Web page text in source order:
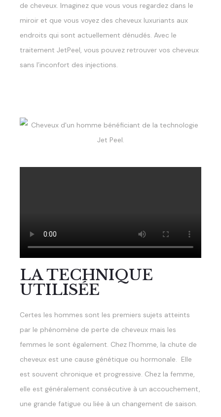
de cheveux. Imaginez que vous vous regardez dans le
miroir et que vous voyez des cheveux luxuriants aux
endroits qui sont actuellement dénudés. Avec le
traitement JetPeel, vous pouvez retrouver vos cheveux
sans l’inconfort des injections.
LA TECHNIQUE
UTILISÉE​
Certes les hommes sont les premiers sujets atteints
par le phénomène de perte de cheveux mais les
femmes le sont également. Chez l’homme, la chute de
cheveux est une cause génétique ou hormonale. Elle
est souvent chronique et progressive. Chez la femme,
elle est généralement consécutive à un accouchement,
une grande fatigue ou liée à un changement de saison.